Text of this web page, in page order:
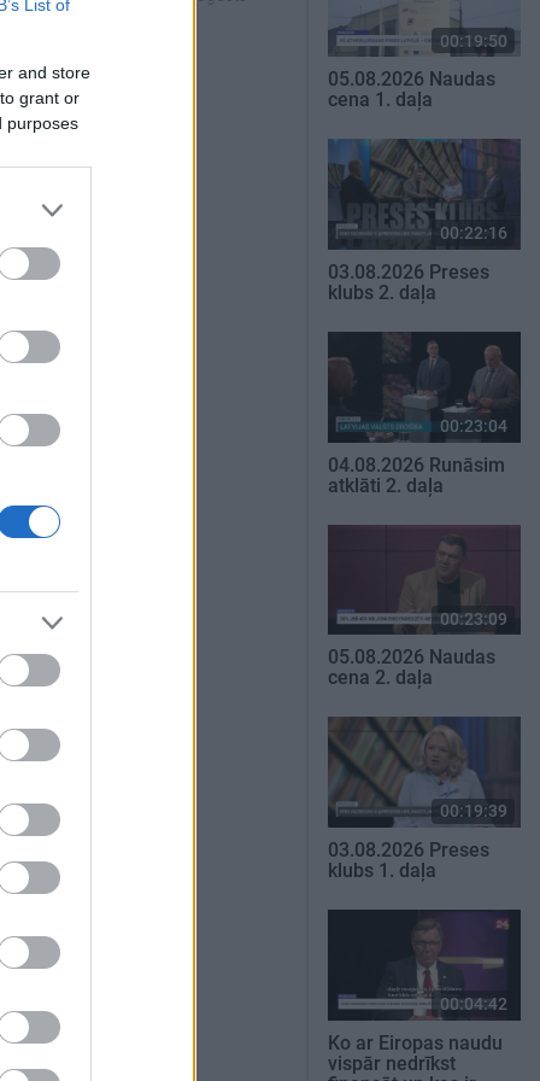
List of
and store
grant or
purposes
SKATĪT VISUS
00:19:50
05.08.2026 Naudas
cena 1. daļa
00:22:16
03.08.2026 Preses
klubs 2. daļa
00:23:04
04.08.2026 Runāsim
atklāti 2. daļa
00:23:09
05.08.2026 Naudas
cena 2. daļa
00:19:39
03.08.2026 Preses
klubs 1. daļa
00:04:42
Ko ar Eiropas naudu
vispār nedrīkst